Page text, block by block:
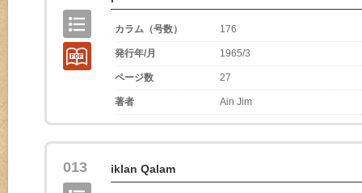
カラム（号数） 176
発行年/月 1965/3
ページ数 27
著者 Ain Jim
013 iklan Qalam